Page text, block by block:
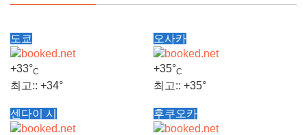
도쿄
+33°C
최고:: +34°
최저::+26°
오사카
+35°C
최고:: +35°
최저::+28°
센다이 시 후쿠오카